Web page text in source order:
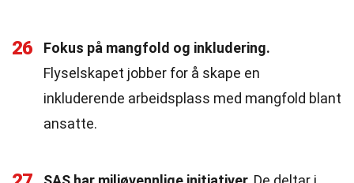
26
Fokus på mangfold og inkludering.
Flyselskapet jobber for å skape en
inkluderende arbeidsplass med mangfold blant
ansatte.